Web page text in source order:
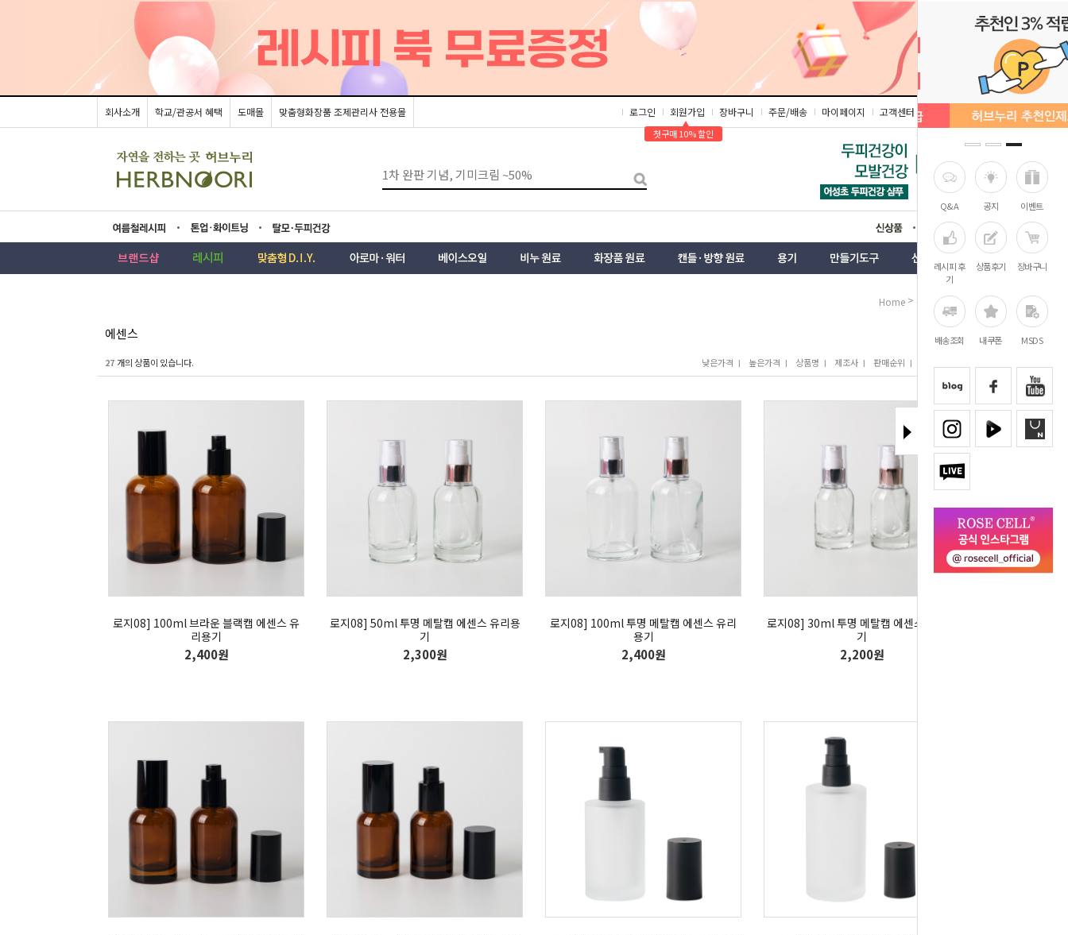
Q&A 공지 이벤트
레시피 후
기
상품후기 장바구니
배송조회 내쿠폰 MSDS
회사소개 학교/관공서 혜택 도매몰 맞춤형화장품 조제관리사 전용몰 로그인
회원가입
▲
첫구매 10% 할인
장바구니 주문/배송 마이페이지 고객센터
름레시피 업·화이트닝 모두피건강 상품 벤트
Home > 용기> 에센스
에센스
27개의 상품이 있습니다. 낮은가격 I 높은가격 I 상품명 I 제조사 I 판매순위 I
로지08] 100ml 브라운 블랙캡 에센스 유
리용기
2,400원
로지08] 50ml 투명 메탈캡 에센스 유리용
기
2,300원
로지08] 100ml 투명 메탈캡 에센스 유리
용기
2,400원
로지08] 30ml 투명 메탈캡 에센스 유리용
기
2,200원